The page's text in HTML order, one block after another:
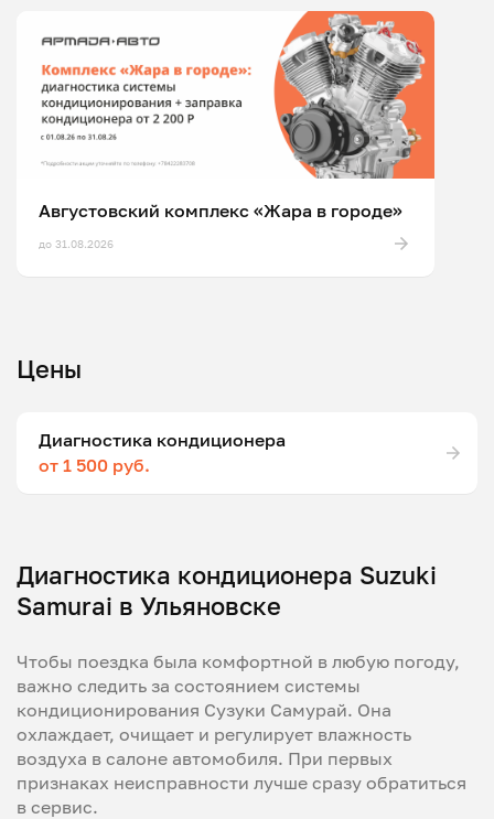
Августовский комплекс «Жара в городе»
до 31.08.2026
Цены
Диагностика кондиционера
от 1 500 руб.
Диагностика кондиционера Suzuki
Samurai в Ульяновске
Чтобы поездка была комфортной в любую погоду,
важно следить за состоянием системы
кондиционирования Сузуки Самурай. Она
охлаждает, очищает и регулирует влажность
воздуха в салоне автомобиля. При первых
признаках неисправности лучше сразу обратиться
в сервис.